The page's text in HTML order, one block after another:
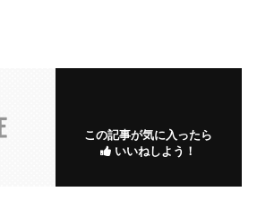
この記事が気に入ったら
いいねしよう！